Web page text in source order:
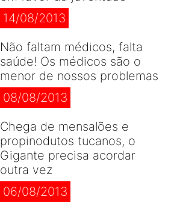
14/08/2013
Não faltam médicos, falta
saúde! Os médicos são o
menor de nossos problemas
08/08/2013
Chega de mensalões e
propinodutos tucanos, o
Gigante precisa acordar
outra vez
06/08/2013